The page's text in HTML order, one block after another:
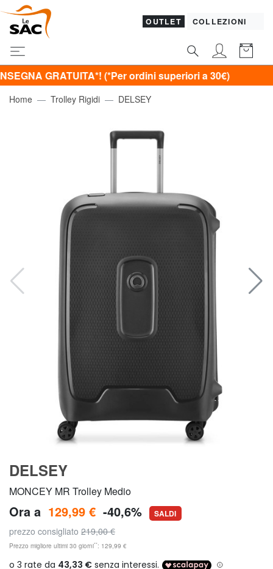
OUTLET COLLEZIONI
(*Per ordini superiori a 30€)
Home Trolley Rigidi DELSEY
DELSEY
MONCEY MR Trolley Medio
Ora a 129,99 € -40,6% SALDI
prezzo consigliato 219,00 €
Prezzo migliore ultimi 30 giorni**: 129,99 €